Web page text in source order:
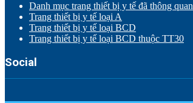
Danh mục trang thiết bị y tế đã thông quan
Trang thiết bị y tế loại A
Trang thiết bị y tế loại BCD
Trang thiết bị y tế loại BCD thuộc TT30
Social